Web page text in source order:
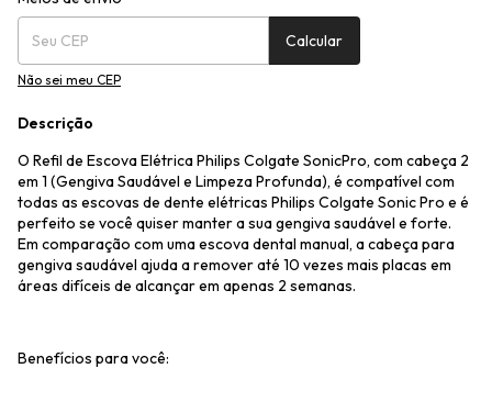
Calcular
Não sei meu CEP
Descrição
O Refil de Escova Elétrica Philips Colgate SonicPro, com cabeça 2
em 1 (Gengiva Saudável e Limpeza Profunda), é compatível com
todas as escovas de dente elétricas Philips Colgate Sonic Pro e é
perfeito se você quiser manter a sua gengiva saudável e forte.
Em comparação com uma escova dental manual, a cabeça para
gengiva saudável ajuda a remover até 10 vezes mais placas em
áreas difíceis de alcançar em apenas 2 semanas.
Benefícios para você: